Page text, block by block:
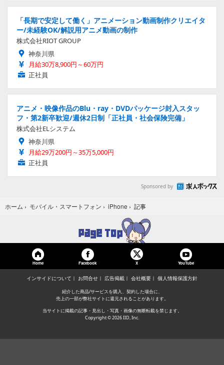
「長期で安定して働く」アニメーション動画制作クリエイタ
ー/未経験OK/解説用アニメ動画の制作
株式会社RIOT GROUP
神奈川県
月給30万8,900円～60万円
正社員
アニメ・映像作品のBlu・ray・DVDパッケージ封入スタッ
フ・第2新卒歓迎/週休2日制「正社員・社会保険完備」
株式会社ELシステム
神奈川県
月給29万200円～35万5,000円
正社員
Sponsored by
ホーム › モバイル・スマートフォン › iPhone › 記事
Home Facebook X YouTube
インサイドについて お問合せ 広告掲載 会社概要 個人情報保護方針
紹介した商品/サービスを購入、契約した場合に、
売上の一部が弊社サイトに還元されることがあります。
当サイトに掲載の記事・見出し・写真・画像の無断転載を禁じます。
Copyright © 2026 IID, Inc.